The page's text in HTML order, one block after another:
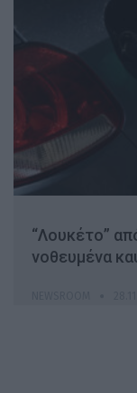
“Λουκέτο”
νοθευμένα